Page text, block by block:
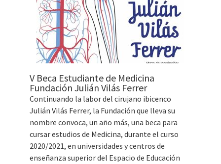
V Beca Estudiante de Medicina
Fundación Julián Vilás Ferrer
Continuando la labor del cirujano ibicenco
Julián Vilás Ferrer, la Fundación que lleva su
nombre convoca, un año más, una beca para
cursar estudios de Medicina, durante el curso
2020/2021, en universidades y centros de
enseñanza superior del Espacio de Educación